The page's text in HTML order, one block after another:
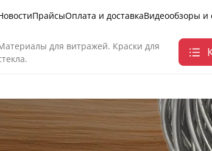
ПрайсыОплата и доставкаВидеообзоры и
для витражей. Краски для